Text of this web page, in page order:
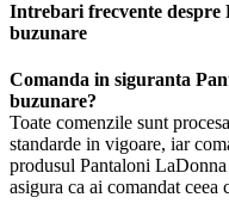
Intrebari frecvente
buzunare
Comanda in siguranta
buzunare?
Toate comenzile sunt
standarde in vigoare, iar
produsul Pantaloni
asigura ca ai comandat ceea